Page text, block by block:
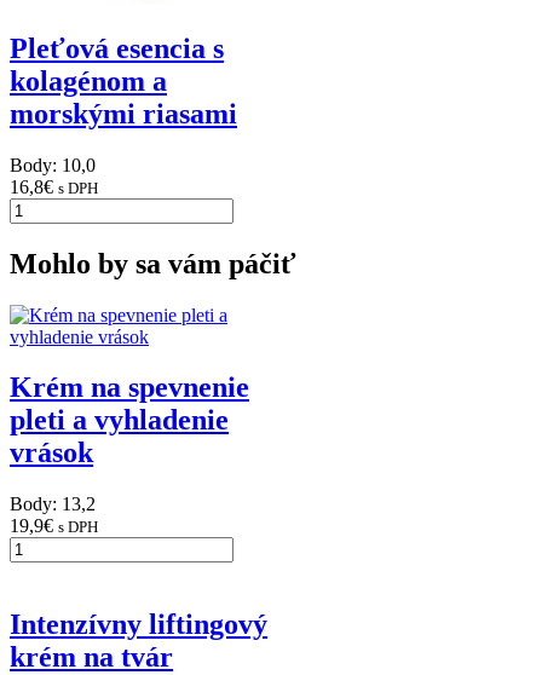
Pleťová esencia s
kolagénom a
morskými riasami
Body: 10,0
16,8€ s DPH
Mohlo by sa vám páčiť
Krém na spevnenie
pleti a vyhladenie
vrások
Body: 13,2
19,9€ s DPH
Intenzívny liftingový
krém na tvár